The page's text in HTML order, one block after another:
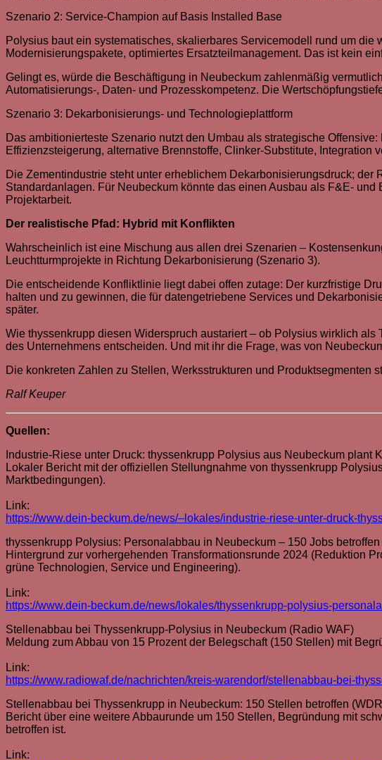
Szenario 2: Service-Champion auf Basis Installed Base
Polysius baut ein systematisches, skalierbares Servicemodell rund um
Modernisierungspakete, optimiertes Ersatzteilmanagement. Das ist kein
Gelingt es, würde die Beschäftigung in Neubeckum zahlenmäßig
Automatisierungs-, Daten- und Prozesskompetenz. Die
Szenario 3: Dekarbonisierungs- und Technologieplattform
Das ambitionierteste Szenario nutzt den Umbau als strategische
Effizienzsteigerung, alternative Brennstoffe, Clinker-Substitute,
Die Zementindustrie steht unter erheblichem Dekarbonisierungsdruck;
Standardanlagen. Für Neubeckum könnte das einen Ausbau als F&E-
Projektarbeit.
Der realistische Pfad: Hybrid mit Konflikten
Wahrscheinlich ist eine Mischung aus allen drei Szenarien –
Leuchtturmprojekte in Richtung Dekarbonisierung (Szenario 3).
Die entscheidende Konfliktlinie liegt dabei offen zutage: Der kurzfristige
halten und zu gewinnen, die für datengetriebene Services und
später.
Wie thyssenkrupp diesen Widerspruch austariert – ob Polysius wirklich
des Unternehmens entscheiden. Und mit ihr die Frage, was von
Die konkreten Zahlen zu Stellen, Werksstrukturen und
Ralf Keuper
Quellen:
Industrie-Riese unter Druck: thyssenkrupp Polysius aus Neubeckum plant
Lokaler Bericht mit der offiziellen Stellungnahme von thyssenkrupp
Marktbedingungen).
Link:
https://www.dein-beckum.de/news/–lokales/industrie-riese-unter-druck-
thyssenkrupp Polysius: Personalabbau in Neubeckum – 150 Jobs betroffen
Hintergrund zur vorhergehenden Transformationsrunde 2024 (Reduktion
grüne Technologien, Service und Engineering).
Link:
https://www.dein-beckum.de/news/lokales/thyssenkrupp-polysius-
Stellenabbau bei Thyssenkrupp-Polysius in Neubeckum (Radio WAF)
Meldung zum Abbau von 15 Prozent der Belegschaft (150 Stellen) mit
Link:
https://www.radiowaf.de/nachrichten/kreis-warendorf/stellenabbau-bei-
Stellenabbau bei Thyssenkrupp in Neubeckum: 150 Stellen betroffen
Bericht über eine weitere Abbaurunde um 150 Stellen, Begründung mit
betroffen ist.
Link: